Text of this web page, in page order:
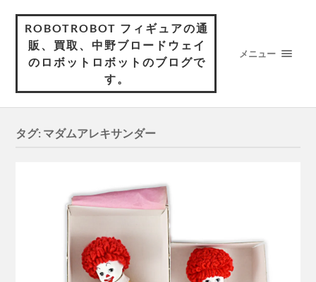
ROBOTROBOT フィギュアの通
販、買取、中野ブロードウェイ
のロボットロボットのブログで
す。
メニュー
タグ: マダムアレキサンダー